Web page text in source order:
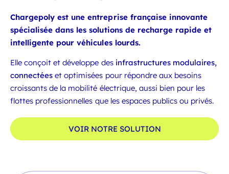
Chargepoly est une entreprise française innovante
spécialisée dans les solutions de recharge rapide et
intelligente pour véhicules lourds.
Elle conçoit et développe des infrastructures modulaires,
connectées et optimisées pour répondre aux besoins
croissants de la mobilité électrique, aussi bien pour les
flottes professionnelles que les espaces publics ou privés.
VOIR NOTRE SOLUTION